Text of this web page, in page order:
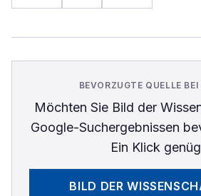
BEVORZUGTE QUELLE BEI
Möchten Sie Bild der
Google-Suchergebnissen
Ein Klick
BILD DER